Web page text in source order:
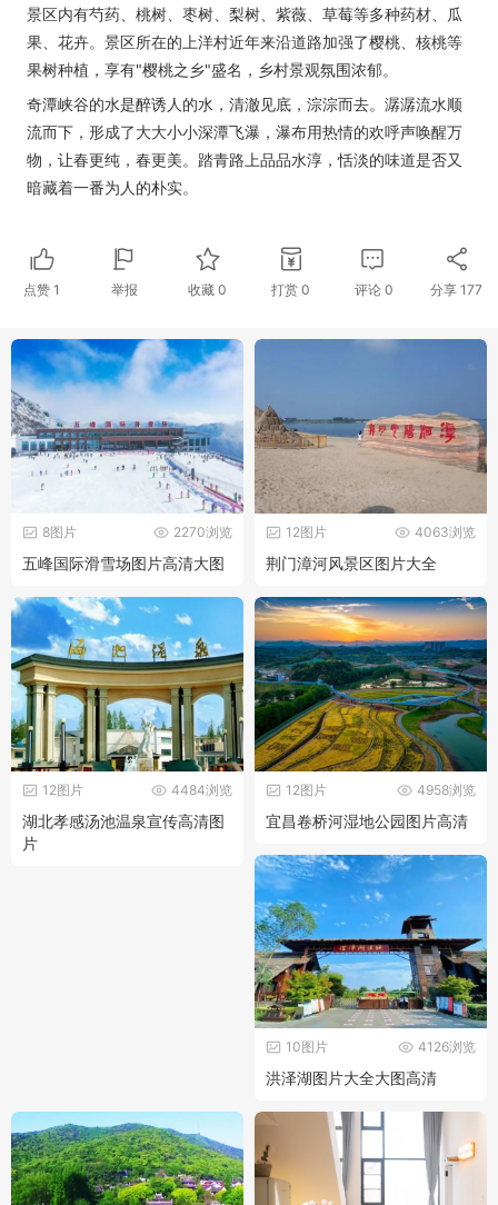
景区内有芍药、桃树、枣树、梨树、紫薇、草莓等多种药材、瓜
果、花卉。景区所在的上洋村近年来沿道路加强了樱桃、核桃等
果树种植，享有"樱桃之乡"盛名，乡村景观氛围浓郁。
奇潭峡谷的水是醉诱人的水，清澈见底，淙淙而去。潺潺流水顺
流而下，形成了大大小小深潭飞瀑，瀑布用热情的欢呼声唤醒万
物，让春更纯，春更美。踏青路上品品水淳，恬淡的味道是否又
暗藏着一番为人的朴实。
点赞 1 举报 收藏0 打赏 0 评论 0 分享177
2270浏览
8图片
五峰国际滑雪场图片高清大图
4063浏览
12图片
荆门漳河风景区图片大全
4484浏览
12图片
湖北孝感汤池温泉宣传高清图
片
4958浏览
12图片
宜昌卷桥河湿地公园图片高清
4126浏览
10图片
洪泽湖图片大全大图高清